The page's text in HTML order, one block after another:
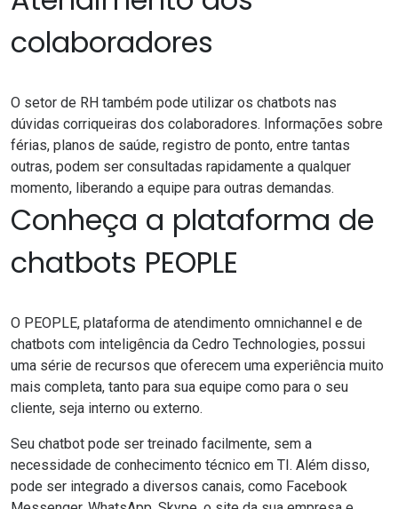
colaboradores
O setor de RH também pode utilizar os chatbots nas
dúvidas corriqueiras dos colaboradores. Informações sobre
férias, planos de saúde, registro de ponto, entre tantas
outras, podem ser consultadas rapidamente a qualquer
momento, liberando a equipe para outras demandas.
Conheça a plataforma de
chatbots PEOPLE
O PEOPLE, plataforma de atendimento omnichannel e de
chatbots com inteligência da Cedro Technologies, possui
uma série de recursos que oferecem uma experiência muito
mais completa, tanto para sua equipe como para o seu
cliente, seja interno ou externo.
Seu chatbot pode ser treinado facilmente, sem a
necessidade de conhecimento técnico em TI. Além disso,
pode ser integrado a diversos canais, como Facebook